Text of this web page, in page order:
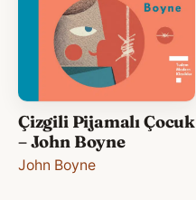
Çizgili Pijamalı Çocuk
– John Boyne
John Boyne